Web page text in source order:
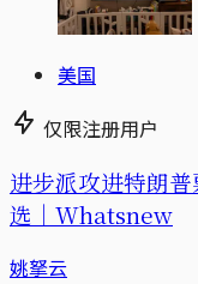
美国
仅限注册用户
进步派攻进特朗
选｜Whatsnew
姚拏云